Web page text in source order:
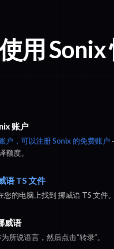
用 Sonix
账户
户，可以注册 Sonix 的免费账户
额度。
语 TS 文件
您的电脑上找到 挪威语 TS 文件。
威语
所说语言，然后点击“转录”。